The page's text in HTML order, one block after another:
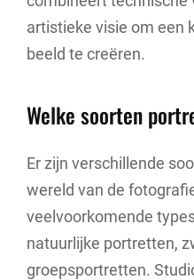
artistieke visie om een
beeld te creëren.
Welke soorten
Er zijn verschillende
wereld van de
veelvoorkomende
natuurlijke portretten,
groepsportretten.